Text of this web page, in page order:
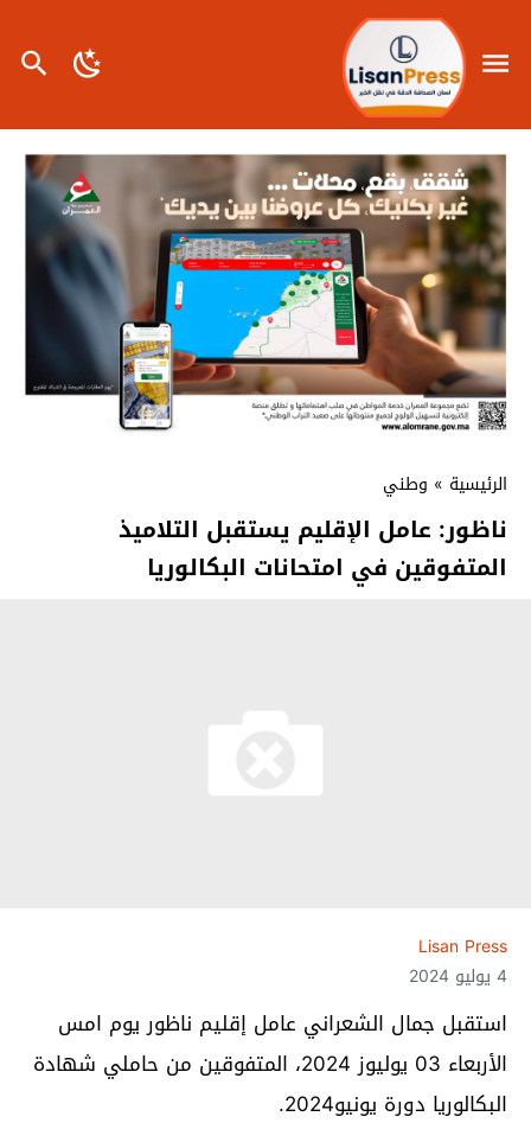
الرئيسية » وطني
ناظور: عامل الإقليم يستقبل التلاميذ
المتفوقين في امتحانات البكالوريا
Lisan Press
4 يوليو 2024
استقبل جمال الشعراني عامل إقليم ناظور يوم امس
الأربعاء 03 يوليوز 2024، المتفوقين من حاملي شهادة
البكالوريا دورة يونيو2024.